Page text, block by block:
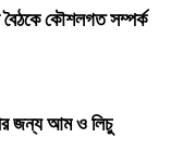
বৈঠকে কৌশলগত সম্পর্ক
জন্য আম ও লিচু